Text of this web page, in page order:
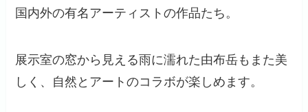
国内外の有名アーティストの作品たち。
展示室の窓から見える雨に濡れた由布岳もまた美
しく、自然とアートのコラボが楽しめます。